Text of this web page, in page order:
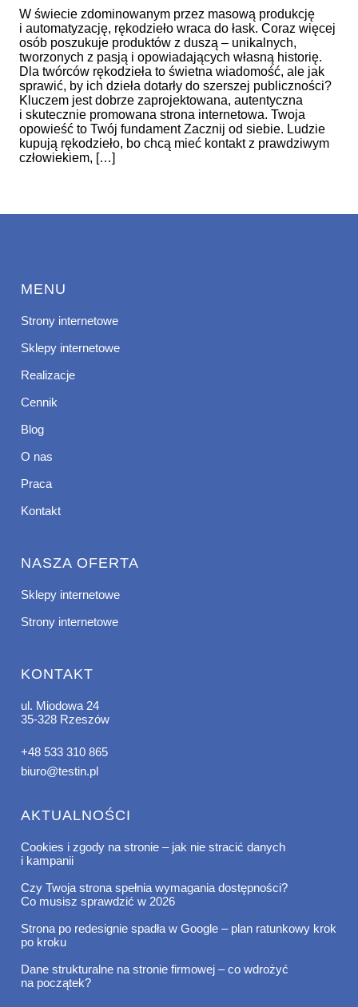
W świecie zdominowanym przez masową produkcję
i automatyzację, rękodzieło wraca do łask. Coraz więcej
osób poszukuje produktów z duszą – unikalnych,
tworzonych z pasją i opowiadających własną historię.
Dla twórców rękodzieła to świetna wiadomość, ale jak
sprawić, by ich dzieła dotarły do szerszej publiczności?
Kluczem jest dobrze zaprojektowana, autentyczna
i skutecznie promowana strona internetowa. Twoja
opowieść to Twój fundament Zacznij od siebie. Ludzie
kupują rękodzieło, bo chcą mieć kontakt z prawdziwym
człowiekiem, […]
MENU
Strony internetowe
Sklepy internetowe
Realizacje
Cennik
Blog
O nas
Praca
Kontakt
NASZA OFERTA
Sklepy internetowe
Strony internetowe
KONTAKT
ul. Miodowa 24
35-328 Rzeszów
+48 533 310 865
biuro@testin.pl
AKTUALNOŚCI
Cookies i zgody na stronie – jak nie stracić danych
i kampanii
Czy Twoja strona spełnia wymagania dostępności?
Co musisz sprawdzić w 2026
Strona po redesignie spadła w Google – plan ratunkowy krok
po kroku
Dane strukturalne na stronie firmowej – co wdrożyć
na początek?